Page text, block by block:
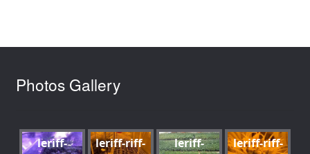
Photos Gallery
leriff-
leriff-riff-
leriff-
leriff-riff-